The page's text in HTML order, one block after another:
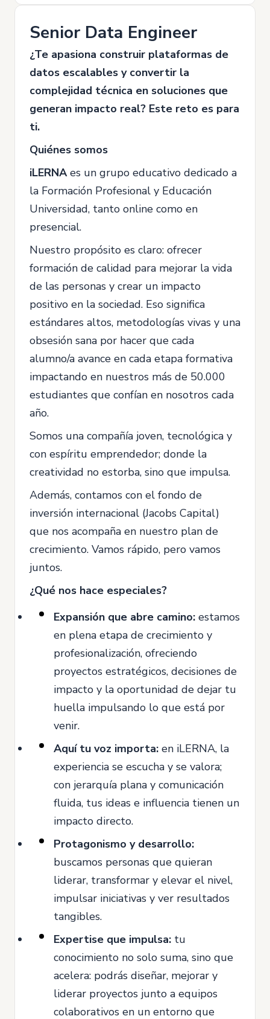
Senior Data Engineer
¿Te apasiona construir plataformas de
datos escalables y convertir la
complejidad técnica en soluciones que
generan impacto real? Este reto es para
ti.
Quiénes somos
iLERNAes un grupo educativo dedicado a
la Formación Profesional y Educación
Universidad, tanto online como en
presencial.
Nuestro propósito es claro: ofrecer
formación de calidad para mejorar la vida
de las personas y crear un impacto
positivo en la sociedad. Eso significa
estándares altos, metodologías vivas y una
obsesión sana por hacer que cada
alumno/a avance en cada etapa formativa
impactando en nuestros más de 50.000
estudiantes que confían en nosotros cada
año.
Somos una compañía joven, tecnológica y
con espíritu emprendedor; donde la
creatividad no estorba, sino que impulsa.
Además, contamos con el fondo de
inversión internacional (Jacobs Capital)
que nos acompaña en nuestro plan de
crecimiento. Vamos rápido, pero vamos
juntos.
¿Qué nos hace especiales?
Expansión que abre camino: estamos
en plena etapa de crecimiento y
profesionalización, ofreciendo
proyectos estratégicos, decisiones de
impacto y la oportunidad de dejar tu
huella impulsando lo que está por
venir.
Aquí tu voz importa: en iLERNA, la
experiencia se escucha y se valora;
con jerarquía plana y comunicación
fluida, tus ideas e influencia tienen un
impacto directo.
Protagonismo y desarrollo:
buscamos personas que quieran
liderar, transformar y elevar el nivel,
impulsar iniciativas y ver resultados
tangibles.
Expertise que impulsa: tu
conocimiento no solo suma, sino que
acelera: podrás diseñar, mejorar y
liderar proyectos junto a equipos
colaborativos en un entorno que